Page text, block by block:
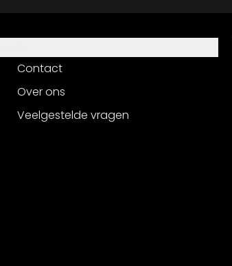
Contact
Over ons
Veelgestelde vragen